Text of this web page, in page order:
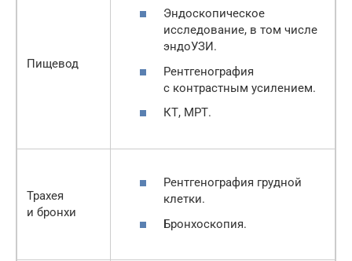
Пищевод
Эндоскопическое
исследование, в том числе
эндоУЗИ.
Рентгенография
с контрастным усилением.
КТ, МРТ.
Трахея
и бронхи
Рентгенография грудной
клетки.
Бронхоскопия.